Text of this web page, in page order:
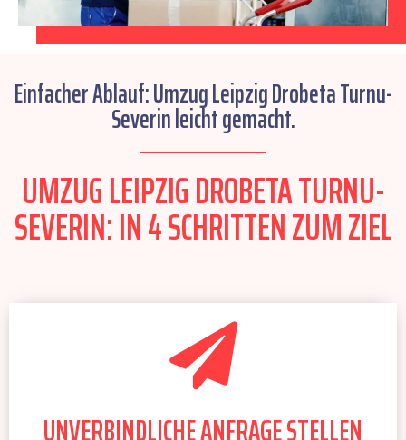
Einfacher Ablauf: Umzug Leipzig Drobeta Turnu-
Severin leicht gemacht.
UMZUG LEIPZIG DROBETA TURNU-
SEVERIN: IN 4 SCHRITTEN ZUM ZIEL
UNVERBINDLICHE ANFRAGE STELLEN